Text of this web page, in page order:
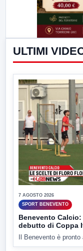
ULTIMI
7 AGOSTO 2026
SPORT BENEVENTO
Benevento
debutto di Coppa
Il Benevento è